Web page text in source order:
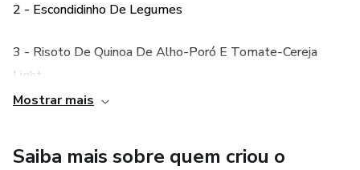
2 - Escondidinho De Legumes
3 - Risoto De Quinoa De Alho-Poró E Tomate-Cereja
Light
5 - Torta Proteica De Vegetais
Mostrar mais
Saiba mais sobre quem criou o